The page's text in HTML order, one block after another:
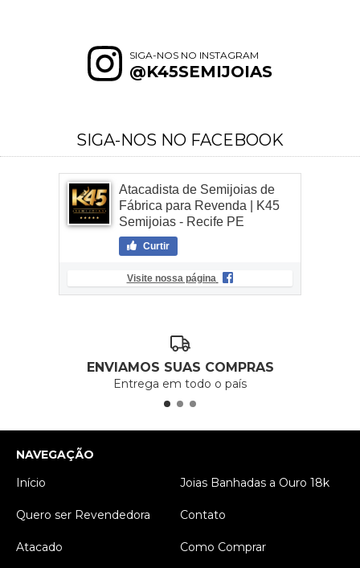
SIGA-NOS NO INSTAGRAM
@K45SEMIJOIAS
SIGA-NOS NO FACEBOOK
Atacadista de Semijoias de
Fábrica para Revenda | K45
Semijoias - Recife PE
Curtir
Visite nossa página
ENVIAMOS SUAS COMPRAS
Entrega em todo o país
NAVEGAÇÃO
Início
Joias Banhadas a Ouro 18k
Quero ser Revendedora Contato
Atacado Como Comprar